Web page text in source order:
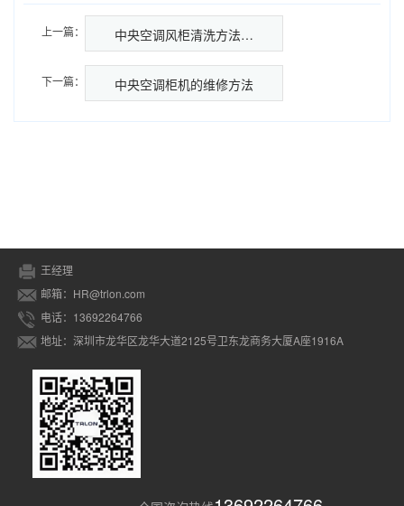
上一篇： 中央空调风柜清洗方法…
下一篇： 中央空调柜机的维修方法
王经理
邮箱：HR@trlon.com
电话：13692264766
地址：深圳市龙华区龙华大道2125号卫东龙商务大厦A座1916A